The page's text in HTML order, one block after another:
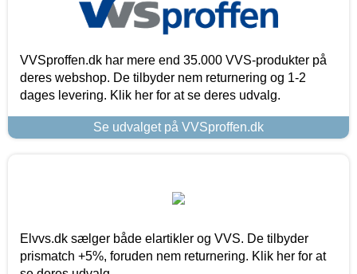
VVSproffen.dk har mere end 35.000 VVS-produkter på
deres webshop. De tilbyder nem returnering og 1-2
dages levering. Klik her for at se deres udvalg.
Se udvalget på VVSproffen.dk
Elvvs.dk sælger både elartikler og VVS. De tilbyder
prismatch +5%, foruden nem returnering. Klik her for at